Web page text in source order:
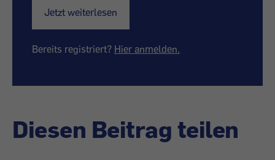
Jetzt weiterlesen
Bereits registriert? Hier anmelden.
Diesen Beitrag teilen